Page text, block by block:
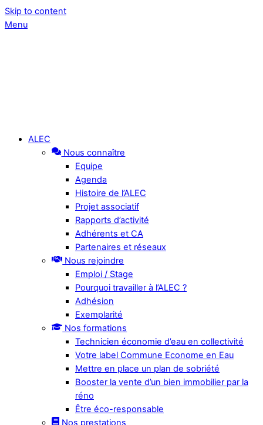
Skip to content
Menu
ALEC
Nous connaître
Equipe
Agenda
Histoire de l’ALEC
Projet associatif
Rapports d’activité
Adhérents et CA
Partenaires et réseaux
Nous rejoindre
Emploi / Stage
Pourquoi travailler à l’ALEC ?
Adhésion
Exemplarité
Nos formations
Technicien économie d’eau en collectivité
Votre label Commune Econome en Eau
Mettre en place un plan de sobriété
Booster la vente d’un bien immobilier par la
réno
Être éco-responsable
Nos prestations